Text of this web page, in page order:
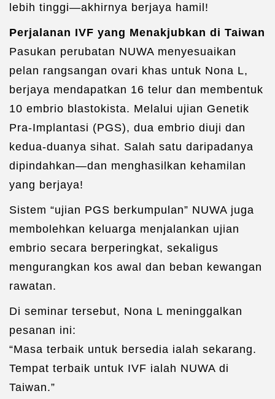
lebih tinggi—akhirnya berjaya hamil!
Perjalanan IVF yang Menakjubkan di Taiwan
Pasukan perubatan NUWA menyesuaikan
pelan rangsangan ovari khas untuk Nona L,
berjaya mendapatkan 16 telur dan membentuk
10 embrio blastokista. Melalui ujian Genetik
Pra-Implantasi (PGS), dua embrio diuji dan
kedua-duanya sihat. Salah satu daripadanya
dipindahkan—dan menghasilkan kehamilan
yang berjaya!
Sistem “ujian PGS berkumpulan” NUWA juga
membolehkan keluarga menjalankan ujian
embrio secara berperingkat, sekaligus
mengurangkan kos awal dan beban kewangan
rawatan.
Di seminar tersebut, Nona L meninggalkan
pesanan ini:
“Masa terbaik untuk bersedia ialah sekarang.
Tempat terbaik untuk IVF ialah NUWA di
Taiwan.”